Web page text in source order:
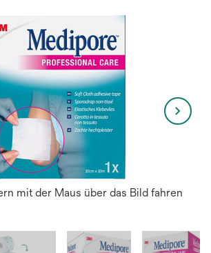
mit der Maus über das Bild fahren